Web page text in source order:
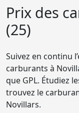
Prix des
(25)
Suivez en continu
carburants à
que GPL. Étudiez
trouvez le
Novillars.